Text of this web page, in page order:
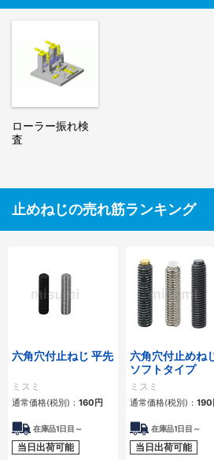
ローラー振れ検
査
止めねじの売れ筋ランキング
六角穴付止ねじ 平先
ミスミ
通常価格(税別)： 160円
在庫品1日目～
当日出荷可能
六角穴付止めね
ソフトタイプ
ミスミ
通常価格(税別)： 190
在庫品1日目～
当日出荷可能